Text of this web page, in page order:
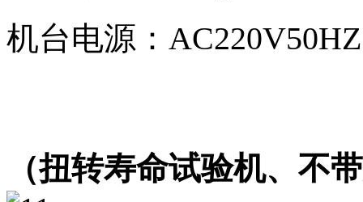
机台电源：AC220V50HZ
（扭转寿命试验机、不